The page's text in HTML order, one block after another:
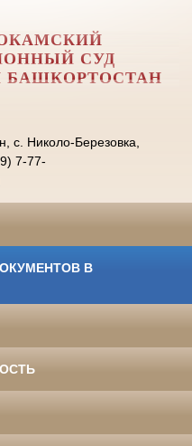
СУД
БАШКОРТОСТАН
с. Николо-Березовка,
7-77-
В